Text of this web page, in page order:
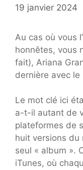
19 janvier 2024
Au cas où vous
honnêtes, vous
fait), Ariana
dernière avec le
Le mot clé ici
a-t-il autant de
plateformes de
huit versions du
seul « album ».
iTunes, où